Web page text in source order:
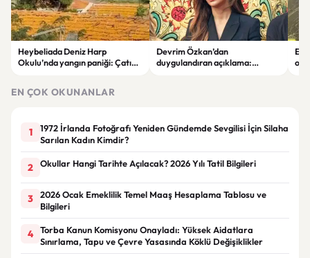
Heybeliada Deniz Harp
Okulu’nda yangın paniği: Çatıda
Devrim Özkan’dan
duygulandıran açıklama:
EN ÇOK OKUNANLAR
1
1972 İrlanda Fotoğrafı Yeniden Gündemde Sevgilisi İçin Silaha
Sarılan Kadın Kimdir?
2 Okullar Hangi Tarihte Açılacak? 2026 Yılı Tatil Bilgileri
3
2026 Ocak Emeklilik Temel Maaş Hesaplama Tablosu ve
Bilgileri
4
Torba Kanun Komisyonu Onayladı: Yüksek Aidatlara
Sınırlama, Tapu ve Çevre Yasasında Köklü Değişiklikler